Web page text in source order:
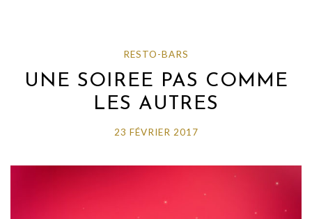
RESTO-BARS
UNE SOIREE PAS COMME
LES AUTRES
23 FÉVRIER 2017